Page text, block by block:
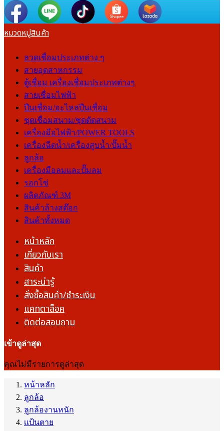
หมวดหมู่สินค้า
ลวดเชื่อมประเภทต่าง ๆ
สายอุตสาหกรรม
ตู้เชื่อม เครื่องเชื่อมประเภทต่างๆ
สายเชื่อมไฟฟ้า
ปืนเชื่อม/อะไหล่ปืนเชื่อม
ชุดเชื่อมสนาม/ชุดตัดสนาม
เครื่องมือไฟฟ้า/POWER TOOLS
เครื่องฉีดน้ำ/เครื่องสูบน้ำ/ปั๊มน้ำ
ลูกล้อ
เครื่องมือลมและปั๊มลม
รอกโซ่
ผลิตภัณฑ์ 3M
สินค้าล้างสต๊อก
สินค้าทั้งหมด
หน้าหลัก
เกี่ยวกับเรา
สินค้า
สาระน่ารู้
สั่งซื้อสินค้า/ชำระเงิน
แคทตาล็อค
ติดต่อสอบถาม
เข้าดูล่าสุด
คุณไม่มีรายการดูล่าสุด
หน้าหลัก
ลูกล้อ
ลูกล้องานหนัก
เเป้นตาย